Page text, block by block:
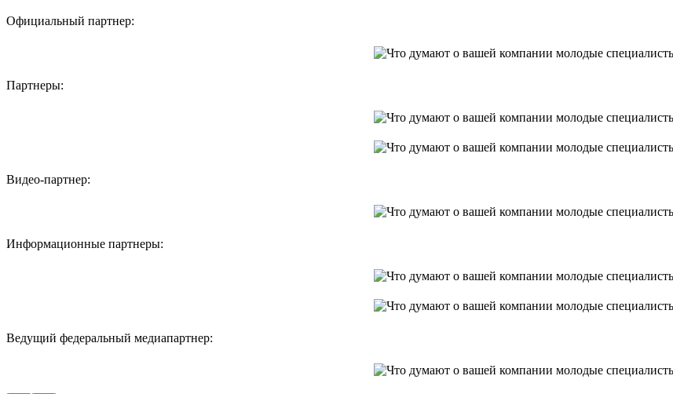
Официальный партнер:
Партнеры:
Видео-партнер:
Информационные партнеры:
Ведущий федеральный медиапартнер: